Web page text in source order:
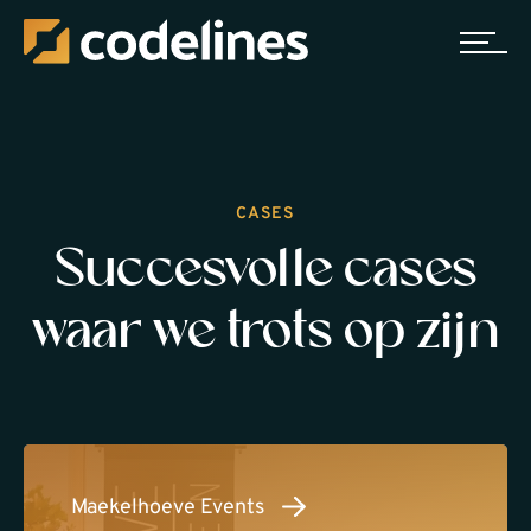
CASES
Succesvolle cases
waar we trots op zijn
Maekelhoeve Events